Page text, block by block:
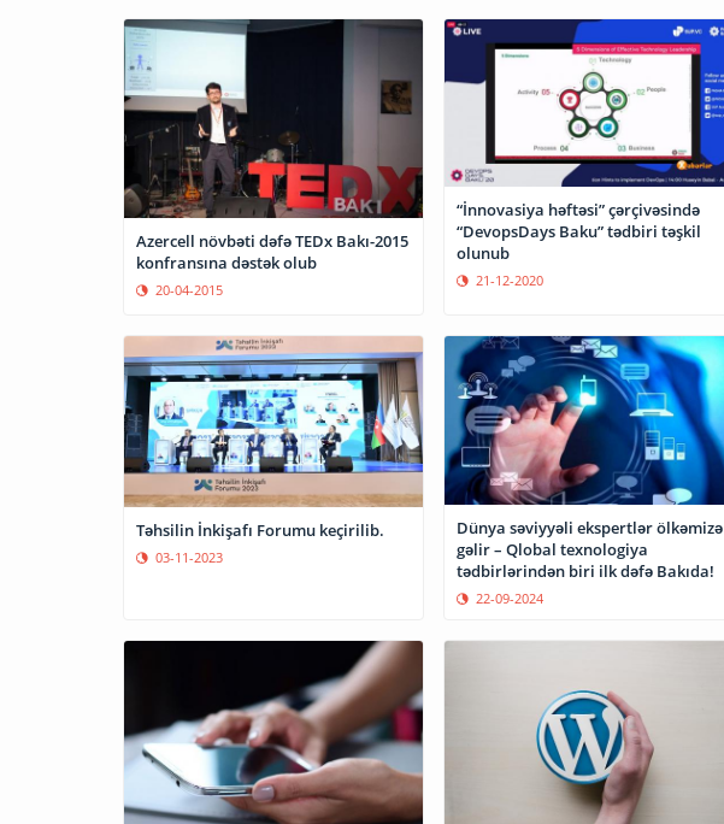
Azercell növbəti dəfə TEDx Bakı-2015
konfransına dəstək olub
20-04-2015
“İnnovasiya həftəsi” çərçivəsində
“DevopsDays Baku” tədbiri təşkil
olunub
21-12-2020
Təhsilin İnkişafı Forumu keçirilib.
03-11-2023
Dünya səviyyəli ekspertlər ölkəmizə
gəlir – Qlobal texnologiya
tədbirlərindən biri ilk dəfə Bakıda!
22-09-2024